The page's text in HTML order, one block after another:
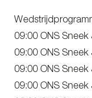
09:00 ONS
09:00 ONS Sneek
09:00 ONS
09:00 ONS